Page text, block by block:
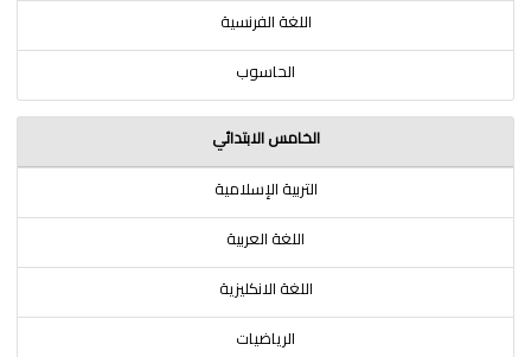
اللغة الفرنسية
الحاسوب
الخامس الابتدائي
التربية الإسلامية
اللغة العربية
اللغة الانكليزية
الرياضيات